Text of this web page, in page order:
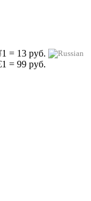
= 13 руб.
= 99 руб.